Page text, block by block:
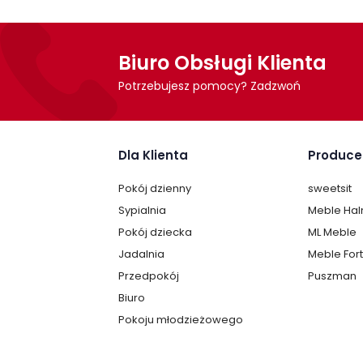
Biuro Obsługi Klienta
Potrzebujesz pomocy? Zadzwoń
Dla Klienta
Pokój dzienny
Sypialnia
Pokój dziecka
Jadalnia
Przedpokój
Biuro
Pokoju młodzieżowego
sweetsit
Meble
ML Meble
Meble
Puszman